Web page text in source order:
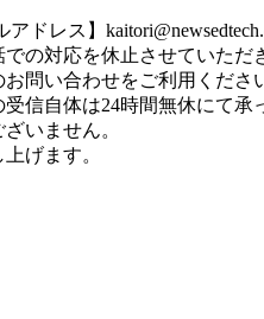
アドレス】
の対応を休止させていただ
問い合わせをご利用くださ
信自体は24時間無休にて承
いません。
げます。